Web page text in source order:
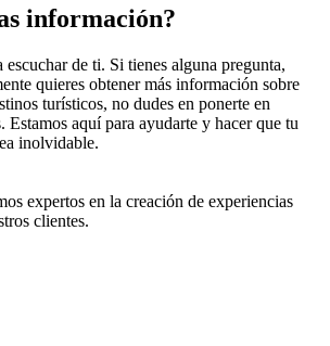
información?
escuchar de ti. Si tienes alguna pregunta,
quieres obtener más información sobre
turísticos, no dudes en ponerte en
Estamos aquí para ayudarte y hacer que tu
inolvidable.
expertos en la creación de experiencias
clientes.